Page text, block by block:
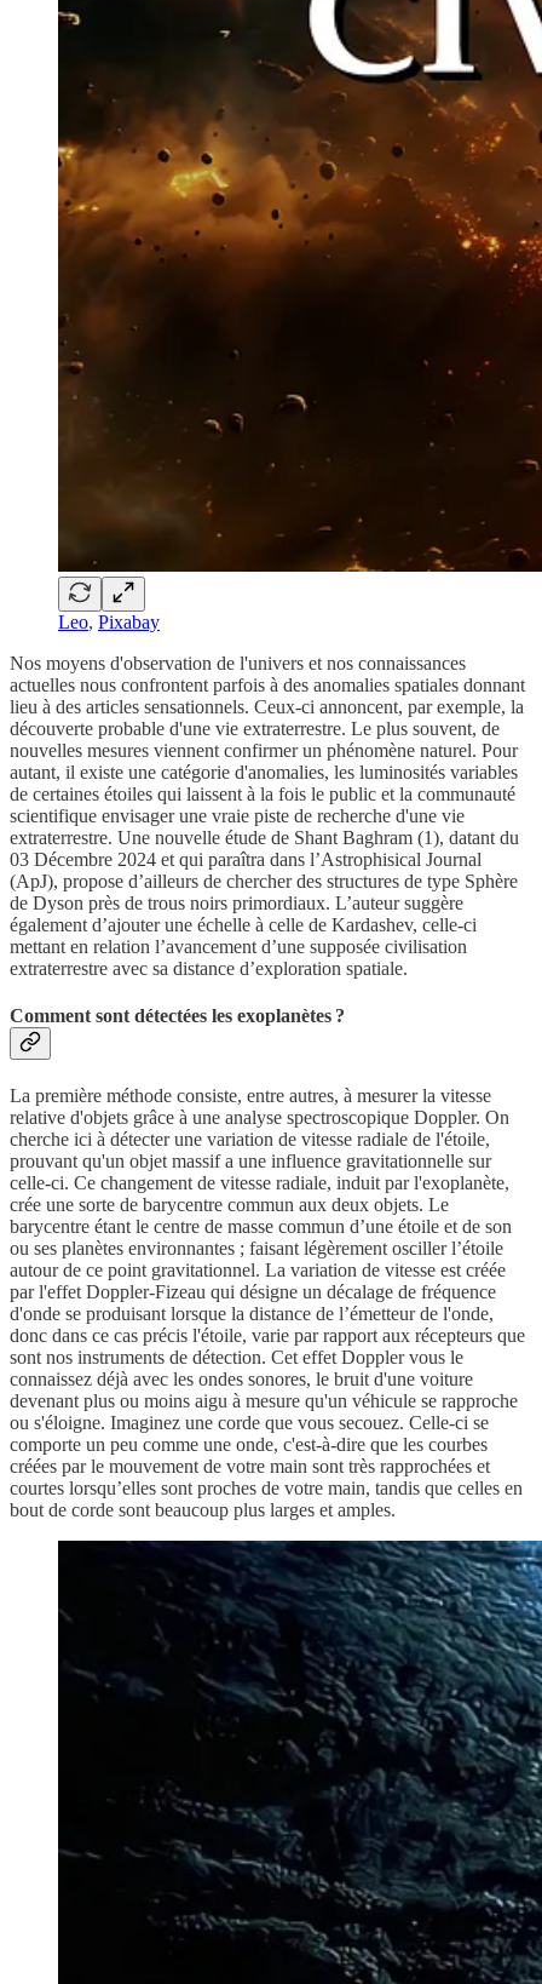
Leo, Pixabay
Nos moyens d'observation de l'univers et nos connaissances
actuelles nous confrontent parfois à des anomalies spatiales donnant
lieu à des articles sensationnels. Ceux-ci annoncent, par exemple, la
découverte probable d'une vie extraterrestre. Le plus souvent, de
nouvelles mesures viennent confirmer un phénomène naturel. Pour
autant, il existe une catégorie d'anomalies, les luminosités variables
de certaines étoiles qui laissent à la fois le public et la communauté
scientifique envisager une vraie piste de recherche d'une vie
extraterrestre. Une nouvelle étude de Shant Baghram (1), datant du
03 Décembre 2024 et qui paraîtra dans l’Astrophisical Journal
(ApJ), propose d’ailleurs de chercher des structures de type Sphère
de Dyson près de trous noirs primordiaux. L’auteur suggère
également d’ajouter une échelle à celle de Kardashev, celle-ci
mettant en relation l’avancement d’une supposée civilisation
extraterrestre avec sa distance d’exploration spatiale.
Comment sont détectées les exoplanètes ?
La première méthode consiste, entre autres, à mesurer la vitesse
relative d'objets grâce à une analyse spectroscopique Doppler. On
cherche ici à détecter une variation de vitesse radiale de l'étoile,
prouvant qu'un objet massif a une influence gravitationnelle sur
celle-ci. Ce changement de vitesse radiale, induit par l'exoplanète,
crée une sorte de barycentre commun aux deux objets. Le
barycentre étant le centre de masse commun d’une étoile et de son
ou ses planètes environnantes ; faisant légèrement osciller l’étoile
autour de ce point gravitationnel. La variation de vitesse est créée
par l'effet Doppler-Fizeau qui désigne un décalage de fréquence
d'onde se produisant lorsque la distance de l’émetteur de l'onde,
donc dans ce cas précis l'étoile, varie par rapport aux récepteurs que
sont nos instruments de détection. Cet effet Doppler vous le
connaissez déjà avec les ondes sonores, le bruit d'une voiture
devenant plus ou moins aigu à mesure qu'un véhicule se rapproche
ou s'éloigne. Imaginez une corde que vous secouez. Celle-ci se
comporte un peu comme une onde, c'est-à-dire que les courbes
créées par le mouvement de votre main sont très rapprochées et
courtes lorsqu’elles sont proches de votre main, tandis que celles en
bout de corde sont beaucoup plus larges et amples.